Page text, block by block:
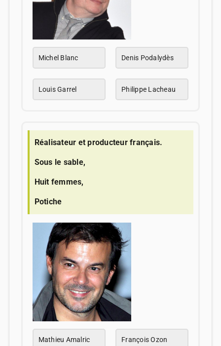
Michel Blanc Denis Podalydès
Louis Garrel Philippe Lacheau
Réalisateur et producteur français.
Sous le sable,
Huit femmes,
Potiche
Mathieu Amalric François Ozon